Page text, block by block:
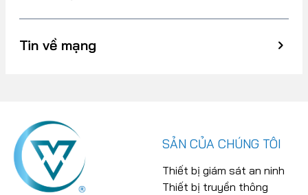
Tin về mạng
SẢN CỦA CHÚNG TÔI
Thiết bị giám sát an ninh
Thiết bị truyền thông